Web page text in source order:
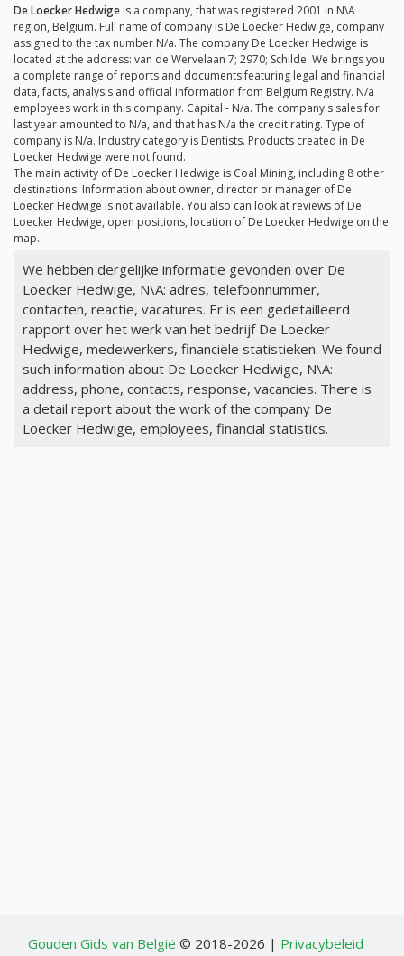
De Loecker Hedwige is a company, that was registered 2001 in N\A
region, Belgium. Full name of company is De Loecker Hedwige, company
assigned to the tax number N/a. The company De Loecker Hedwige is
located at the address: van de Wervelaan 7; 2970; Schilde. We brings you
a complete range of reports and documents featuring legal and financial
data, facts, analysis and official information from Belgium Registry. N/a
employees work in this company. Capital - N/a. The company's sales for
last year amounted to N/a, and that has N/a the credit rating. Type of
company is N/a. Industry category is Dentists. Products created in De
Loecker Hedwige were not found.
The main activity of De Loecker Hedwige is Coal Mining, including 8 other
destinations. Information about owner, director or manager of De
Loecker Hedwige is not available. You also can look at reviews of De
Loecker Hedwige, open positions, location of De Loecker Hedwige on the
map.
We hebben dergelijke informatie gevonden over De
Loecker Hedwige, N\A: adres, telefoonnummer,
contacten, reactie, vacatures. Er is een gedetailleerd
rapport over het werk van het bedrijf De Loecker
Hedwige, medewerkers, financiële statistieken. We found
such information about De Loecker Hedwige, N\A:
address, phone, contacts, response, vacancies. There is
a detail report about the work of the company De
Loecker Hedwige, employees, financial statistics.
Gouden Gids van België © 2018-2026 | Privacybeleid